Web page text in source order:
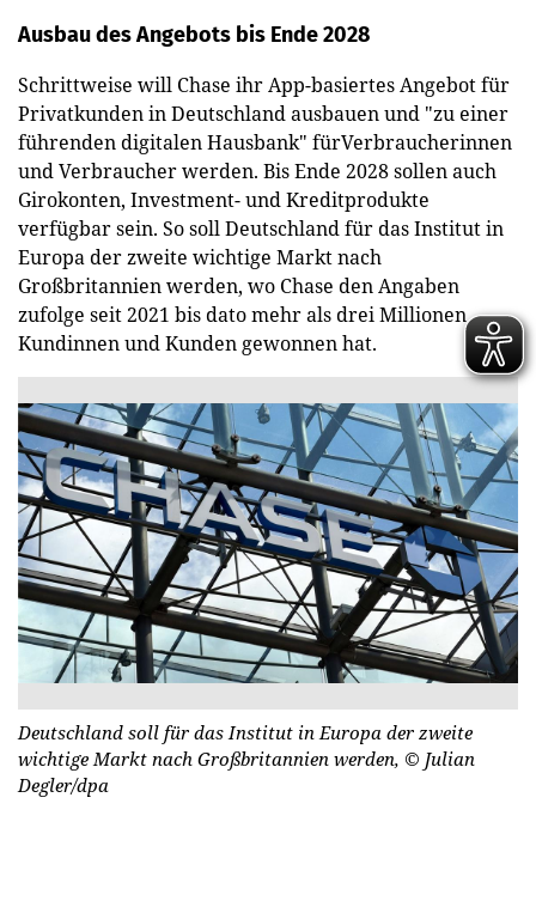
Ausbau des Angebots bis Ende 2028
Schrittweise will Chase ihr App-basiertes Angebot für
Privatkunden in Deutschland ausbauen und "zu einer
führenden digitalen Hausbank" fürVerbraucherinnen
und Verbraucher werden. Bis Ende 2028 sollen auch
Girokonten, Investment- und Kreditprodukte
verfügbar sein. So soll Deutschland für das Institut in
Europa der zweite wichtige Markt nach
Großbritannien werden, wo Chase den Angaben
zufolge seit 2021 bis dato mehr als drei Millionen
Kundinnen und Kunden gewonnen hat.
Deutschland soll für das Institut in Europa der zweite
wichtige Markt nach Großbritannien werden, © Julian
Degler/dpa